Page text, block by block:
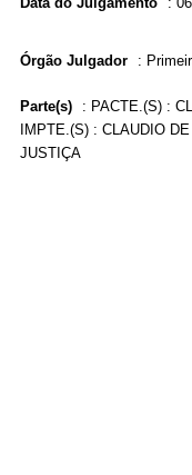
Órgão Julgador :
Parte(s) : PACTE.(S) :
IMPTE.(S) : CLAUDIO
JUSTIÇA